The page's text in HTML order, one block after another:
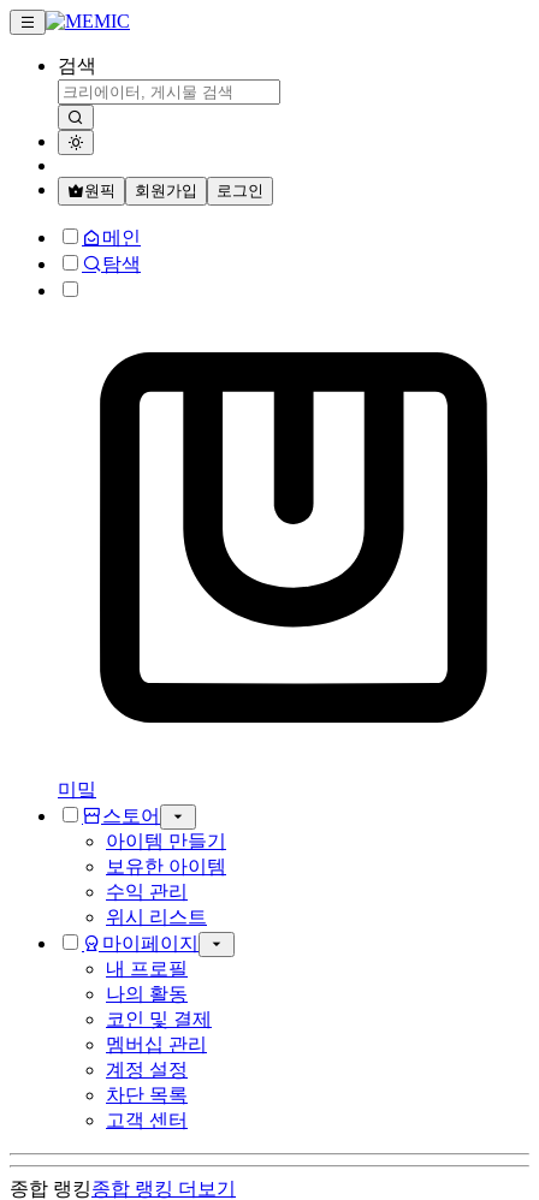
검색
원픽 회원가입 로그인
메인
탐색
미밐
스토어
아이템 만들기
보유한 아이템
수익 관리
위시 리스트
마이페이지
내 프로필
나의 활동
코인 및 결제
멤버십 관리
계정 설정
차단 목록
고객 센터
종합 랭킹종합 랭킹 더보기